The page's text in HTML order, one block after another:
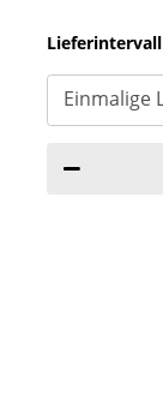
Lieferintervall